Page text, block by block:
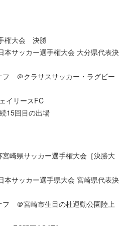
権大会 決勝
本サッカー選手権大会 大分県代表決
フ ＠クラサスサッカー・ラグビー
イリースFC
15回目の出場
崎県サッカー選手権大会［決勝大
本サッカー選手県大会 宮崎県代表決
フ ＠宮崎市生目の杜運動公園陸上